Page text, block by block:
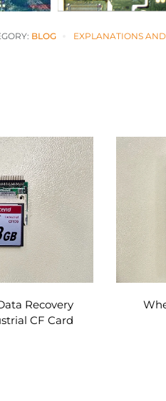
BLOG EXPLANATIONS
Controller –
Enough